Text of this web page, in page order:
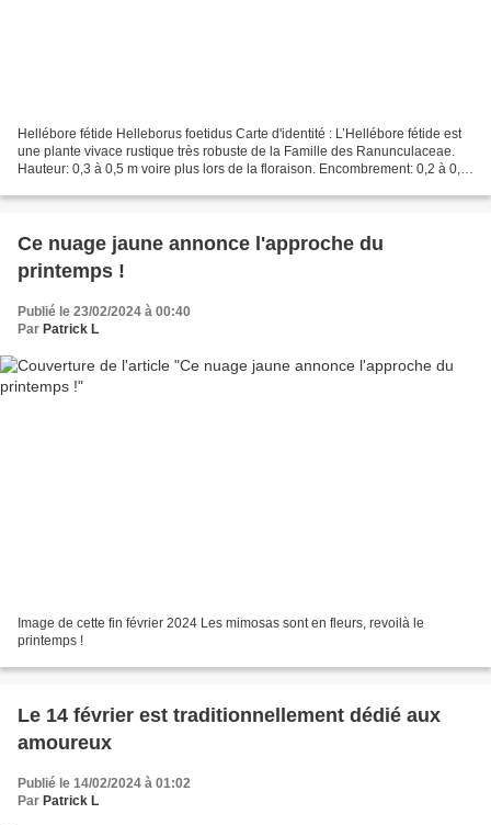
Hellébore fétide Helleborus foetidus Carte d'identité : L’Hellébore fétide est
une plante vivace rustique très robuste de la Famille des Ranunculaceae.
Hauteur: 0,3 à 0,5 m voire plus lors de la floraison. Encombrement: 0,2 à 0,4
Ce nuage jaune annonce l'approche du
printemps !
Publié le 23/02/2024 à 00:40
Par Patrick L
Image de cette fin février 2024 Les mimosas sont en fleurs, revoilà le
printemps !
Le 14 février est traditionnellement dédié aux
amoureux
Publié le 14/02/2024 à 01:02
Par Patrick L